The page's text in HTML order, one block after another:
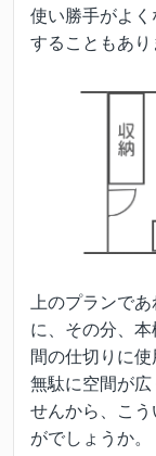
使い勝手がよ
することもあり
上のプランで
に、その分、
間の仕切りに
無駄に空間が
せんから、こ
がでしょうか。